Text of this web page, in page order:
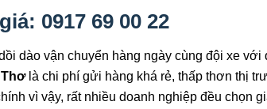
0917 69 00 22
dào vận chuyển hàng ngày cùng đội xe với
là chi phí gửi hàng khá rẻ, thấp thơn thị
vì vậy, rất nhiều doanh nghiệp đều chọn